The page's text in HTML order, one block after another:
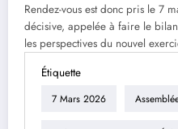
Rendez-vous est donc pris le 7
décisive, appelée à faire le
les perspectives du nouvel
Étiquette
7 Mars 2026